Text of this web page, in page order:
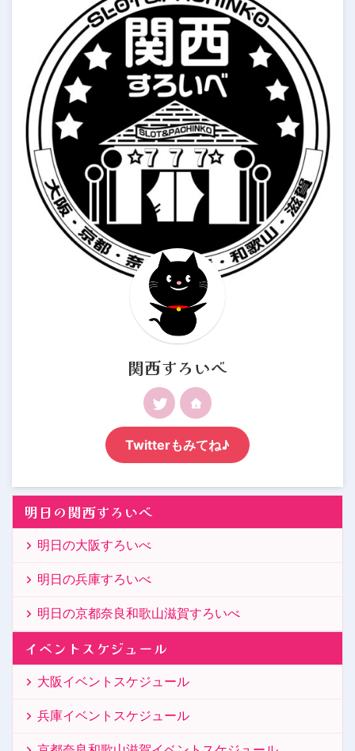
関西すろいべ
Twitterもみてね♪
明日の関西すろいべ
明日の大阪すろいべ
明日の兵庫すろいべ
明日の京都奈良和歌山滋賀すろいべ
イベントスケジュール
大阪イベントスケジュール
兵庫イベントスケジュール